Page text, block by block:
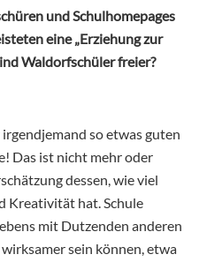
und Schulhomepages
eine „Erziehung zur
Waldorfschüler freier?
so etwas guten
Das ist nicht mehr oder
dessen, wie viel
Kreativität hat. Schule
mit Dutzenden anderen
sein können, etwa